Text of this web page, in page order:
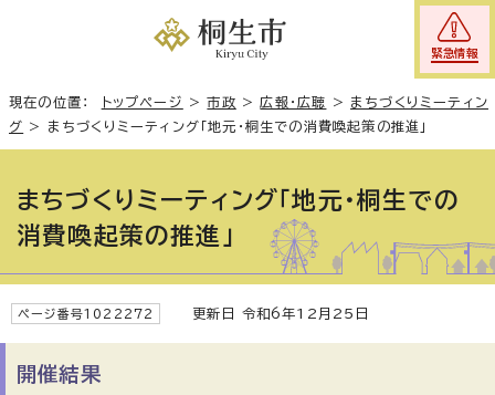
緊急情報
現在の位置： トップページ >市政 >広報・広聴 > まちづくりミーティン
グ > まちづくりミーティング「地元・桐生での消費喚起策の推進」
まちづくりミーティング「地元・桐生での
消費喚起策の推進」
ページ番号1022272 更新日 令和6年12月25日
開催結果